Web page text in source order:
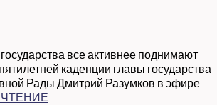
все активнее поднимают
каденции главы государства
Рады Дмитрий Разумков в эфире